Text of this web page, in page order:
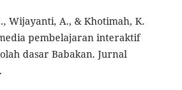
Wijayanti, A., & Khotimah, K.
pembelajaran interaktif
dasar Babakan. Jurnal